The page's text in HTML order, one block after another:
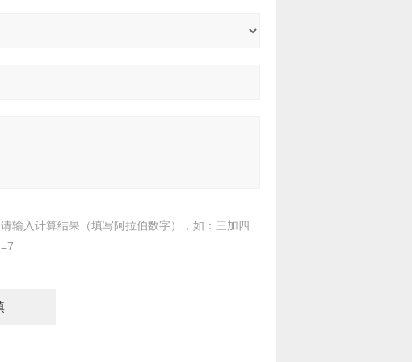
请输入计算结果（填写阿拉伯数字），如：三加四
=7